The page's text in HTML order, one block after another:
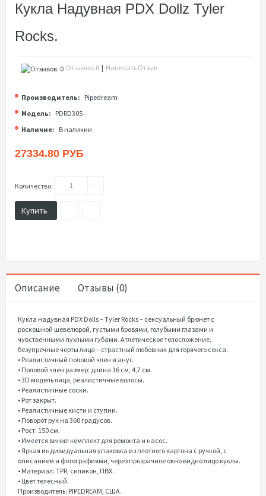
Кукла Надувная PDX Dollz Tyler
Rocks.
Отзывов: 0 | Написать Отзыв
Производитель: Pipedream
Модель: PDRD305
Наличие: В наличии
27334.80 РУБ
Количество:
Купить
Описание Отзывы (0)
Кукла надувная PDX Dolls – Tyler Rocks – сексуальный брюнет с
роскошной шевелюрой, густыми бровями, голубыми глазами и
чувственными пухлыми губами. Атлетическое телосложение,
безупречные черты лица – страстный любовник для горячего секса.
• Реалистичный половой член и анус.
• Половой член размер: длина 16 см, 4,7 см.
• 3D модель лица, реалистичные волосы.
• Реалистичные соски.
• Рот закрыт.
• Реалистичные кисти и ступни.
• Поворот рук на 360 градусов.
• Рост: 150 см.
• Имеется винил комплект для ремонта и насос.
• Яркая индивидуальная упаковка из плотного картона с ручкой, с
описанием и фотографиями, через прозрачное окно видно лицо куклы.
• Материал: TPR, силикон, ПВХ.
• Цвет телесный.
Производитель: PIPEDREAM, США.